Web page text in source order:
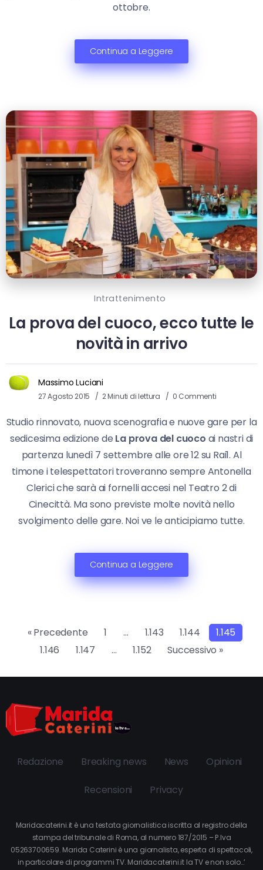
ottobre.
Continua a Leggere
Intrattenimento
La prova del cuoco, ecco tutte le
novità in arrivo
Massimo Luciani
27 Agosto 2015 2 Minuti di lettura 0 Commenti
Studio rinnovato, nuova scenografia e nuove gare per la
sedicesima edizione de La prova del cuoco ai nastri di
partenza lunedì 7 settembre alle ore 12 su Rai1. Al
timone i telespettatori troveranno sempre Antonella
Clerici che sarà ai fornelli accesi nel Teatro 2 di
Cinecittà. Ma sono previste molte novità nello
svolgimento delle gare. Noi ve le anticipiamo tutte.
Continua a Leggere
« Precedente 1 … 1.143 1.144
1.145
1.146
1.147 … 1.152 Successivo »
Redazione Breaking news News Opinioni
Recensioni Privacy
Maridacaterini.it è una testata giornalistica iscritta al registro della
stampa del tribunale di Roma, al numero 187/2015 – P.Iva
05263700659. Marida Caterini è una giornalista, esperta di spettacoli,
in particolare di programmi TV. Maridacaterini.it la TV e non solo…’